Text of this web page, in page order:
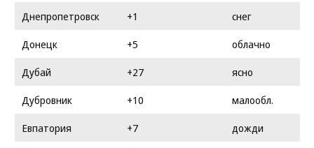
Днепропетровск
+1
снег
Донецк
+5
облачно
Дубай
+27
ясно
Дубровник
+10
малообл.
Евпатория
+7
дожди